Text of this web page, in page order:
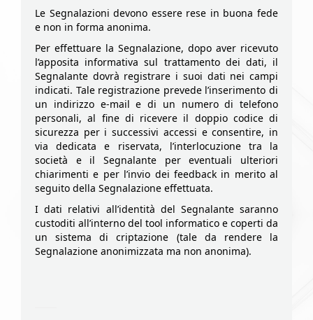
Le Segnalazioni devono essere rese in buona fede
e non in forma anonima.
Per effettuare la Segnalazione, dopo aver ricevuto
l’apposita informativa sul trattamento dei dati, il
Segnalante dovrà registrare i suoi dati nei campi
indicati. Tale registrazione prevede l’inserimento di
un indirizzo e-mail e di un numero di telefono
personali, al fine di ricevere il doppio codice di
sicurezza per i successivi accessi e consentire, in
via dedicata e riservata, l’interlocuzione tra la
società e il Segnalante per eventuali ulteriori
chiarimenti e per l’invio dei feedback in merito al
seguito della Segnalazione effettuata.
I dati relativi all’identità del Segnalante saranno
custoditi all’interno del tool informatico e coperti da
un sistema di criptazione (tale da rendere la
Segnalazione anonimizzata ma non anonima).